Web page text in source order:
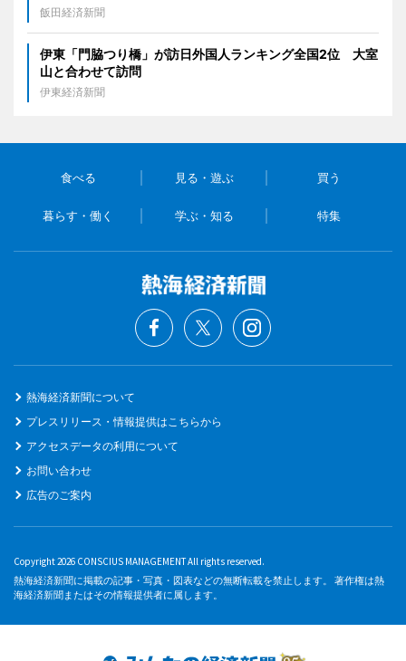
飯田経済新聞
伊東「門脇つり橋」が訪日外国人ランキング全国2位 大室
山と合わせて訪問
伊東経済新聞
食べる 見る・遊ぶ 買う
暮らす・働く 学ぶ・知る 特集
熱海経済新聞について
プレスリリース・情報提供はこちらから
アクセスデータの利用について
お問い合わせ
広告のご案内
Copyright 2026 CONSCIUS MANAGEMENT All rights reserved.
熱海経済新聞に掲載の記事・写真・図表などの無断転載を禁止します。 著作権は熱
海経済新聞またはその情報提供者に属します。